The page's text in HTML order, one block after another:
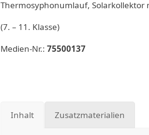
Thermosyphonumlauf,
(7. – 11. Klasse)
Medien-Nr.:75500137
Inhalt Zusatzmaterialien